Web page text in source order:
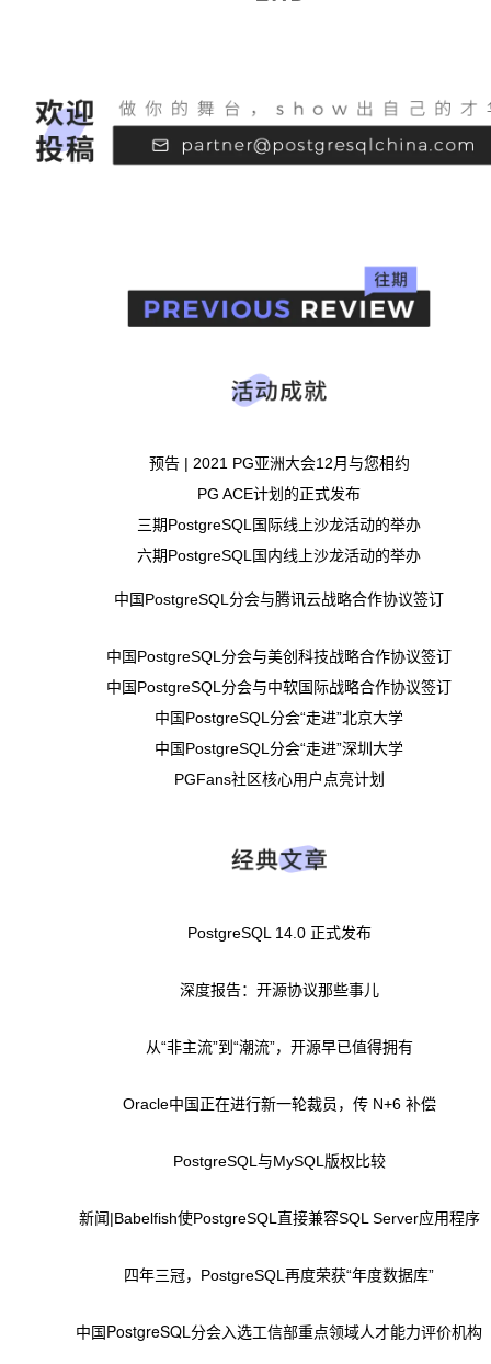
预告 | 2021 PG亚洲大会12月与您相约
PG ACE计划的正式发布
三期PostgreSQL国际线上沙龙活动的举办
六期PostgreSQL国内线上沙龙活动的举办
中国PostgreSQL分会与腾讯云战略合作协议签订
中国PostgreSQL分会与美创科技战略合作协议签订
中国PostgreSQL分会与中软国际战略合作协议签订
中国PostgreSQL分会“走进”北京大学
中国PostgreSQL分会“走进”深圳大学
PGFans社区核心用户点亮计划
PostgreSQL 14.0 正式发布
深度报告：开源协议那些事儿
从“非主流”到“潮流”，开源早已值得拥有
Oracle中国正在进行新一轮裁员，传 N+6 补偿
PostgreSQL与MySQL版权比较
新闻|Babelfish使PostgreSQL直接兼容SQL Server应用程序
四年三冠，PostgreSQL再度荣获“年度数据库”
中国PostgreSQL分会入选工信部重点领域人才能力评价机构